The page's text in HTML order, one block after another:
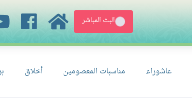
البث المباشر
عاشوراء مناسبات المعصومين أخلاق